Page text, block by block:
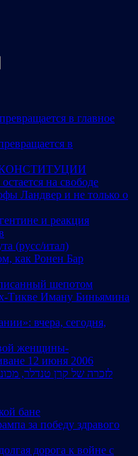
в главное
в
на свободе
Ландвер и не только о
и реакция
(русс/итал)
как Ронен Бар
шепотом
Тикве Иману Биньямина
вчера, сегодня,
женщины-
12 июня 2006
לזכרה של קרן טנדלר,
бане
за победу здравого
дорога к войне с